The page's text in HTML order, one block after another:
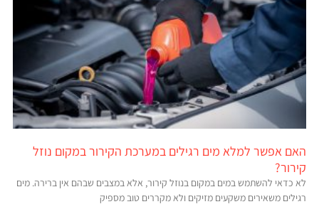
האם אפשר למלא מים רגילים במערכת הקירור במקום נוזל
קירור?
לא כדאי להשתמש במים במקום בנוזל קירור, אלא במצבים שבהם אין ברירה. מים
רגילים משאירים משקעים מזיקים ולא מקררים טוב מספיק